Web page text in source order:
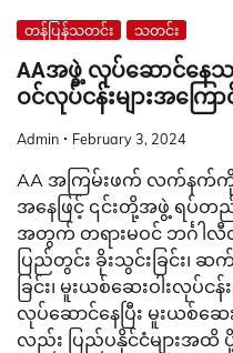
တန်ပြန်သတင်း သတင်း
AAအဖွဲ့ လုပ်ဆောင်နေ
ဝင်လုပ်ငန်းများအကြော
Admin February 3, 2024
AA အကြမ်းဖက် လက်နက်ကိုင်
အနေဖြင့် ၎င်းတို့အဖွဲ့ ရပ်တည်
အတွက် တရားမဝင် ဘင်္ဂါလီလူ
ပြည်တွင်း ခိုးသွင်းခြင်း၊
ခြင်း၊ မူးယစ်ဆေးဝါးလုပ်
လုပ်ဆောင်နေပြီး မူးယစ်ဆေး
လည်း ပြည်ပနိုင်ငံများအထိ